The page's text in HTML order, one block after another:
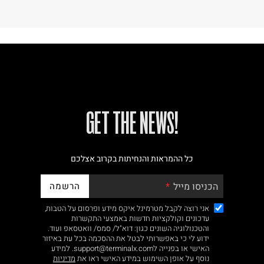
!GET THE NEWS
כל ההמראות והנחיתות בקרוב אצלכם
הכניסו מייל הרשמה
אני רוצה לקבל מטרמינל איקס מידע ופרסום על הטבות,
עדכונים וקולקציות חדשות באמצעי התקשרות
והטכנולוגיה השונים כגון: דוא"ל/ סמס/ וואטסאפ ועוד.
ידוע לי כי באפשרותי לבטל את ההסכמה בכל עת באיזור
האישי או בפנייה לsupport@terminalx.com. למידע
נוסף על אופן השימוש במידע האישי ראו את מדיניות